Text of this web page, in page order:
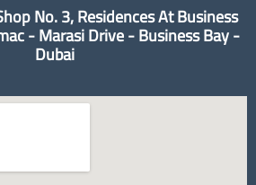
No. 3, Residences At Business
- Marasi Drive - Business Bay -
Dubai